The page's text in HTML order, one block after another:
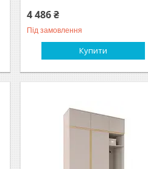
4 486 ₴
Під замовлення
Купити